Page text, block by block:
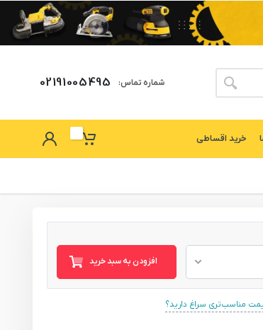
شماره تماس: 02191005495
خرید اقساطی
افزودن به سبد خرید
مناسب‌تری سراغ دارید؟